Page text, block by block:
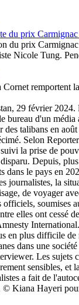
du prix
du prix
Nicole Tung.
29 février 2024.
bureau d'un média
talibans en
Selon
la prise de
Depuis,
dans le pays en
journalistes, la
de voyager
soumises
elles ont cessé
en plus difficile de
dans une
Les sujets
sensibles, et
a fait de
© Kiana Hayeri